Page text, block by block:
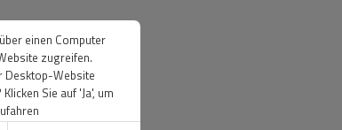
einen Computer
zugreifen.
Desktop-Website
Sie auf 'Ja', um